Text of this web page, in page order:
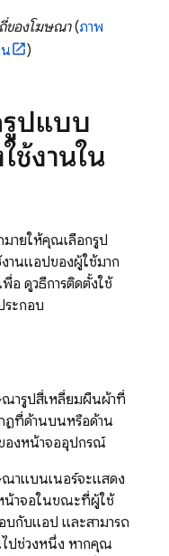
ของโฆษณา(ภาพ
)
รูปแบบ
ช้งานใน
ายให้คุณเลือกรูป
านแอปของผู้ใช้มาก
ดูวิธีการติดตั้งใช้
ระกอบ
ารูปสี่เหลี่ยมผืนผ้าที่
ฏที่ด้านบนหรือด้าน
องหน้าจออุปกรณ์
าแบนเนอร์จะแสดง
าจอในขณะที่ผู้ใช้
บกับแอป และสามารถ
ไปช่วงหนึ่ง หากคุณ